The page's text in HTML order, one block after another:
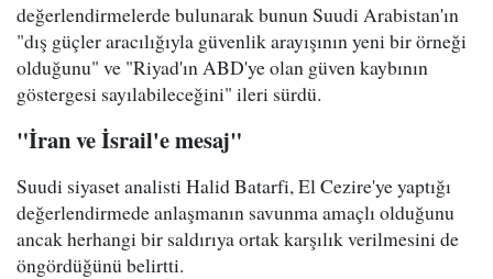
değerlendirmelerde bulunarak bunun Suudi Arabistan'ın
"dış güçler aracılığıyla güvenlik arayışının yeni bir örneği
olduğunu" ve "Riyad'ın ABD'ye olan güven kaybının
göstergesi sayılabileceğini" ileri sürdü.
"İran ve İsrail'e mesaj"
Suudi siyaset analisti Halid Batarfi, El Cezire'ye yaptığı
değerlendirmede anlaşmanın savunma amaçlı olduğunu
ancak herhangi bir saldırıya ortak karşılık verilmesini de
öngördüğünü belirtti.